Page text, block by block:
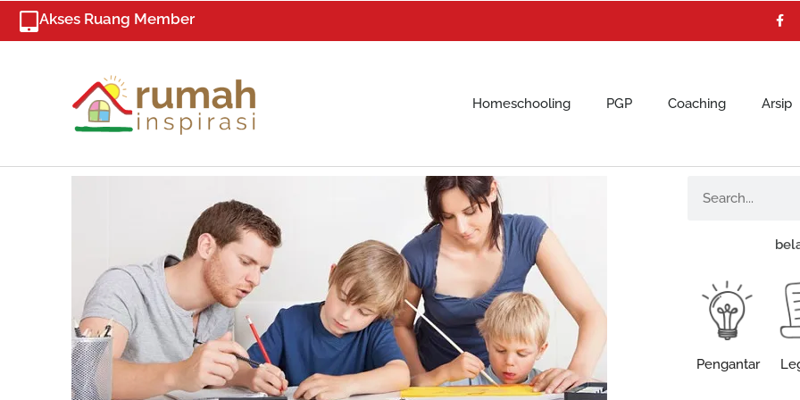
Skip
content
Akses Ruang Member
a
c
e
Homeschooling PGP Coaching Arsip
Pengantar